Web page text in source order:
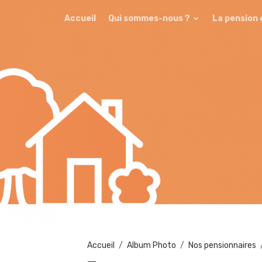
Accueil Qui sommes-nous ? La pension
Accueil Album Photo Nos pensionnaires